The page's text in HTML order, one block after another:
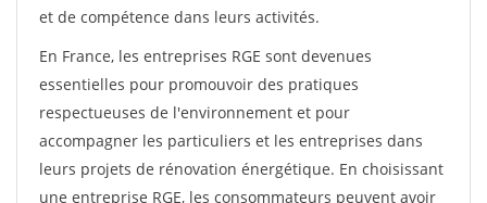
et de compétence dans leurs activités.
En France, les entreprises RGE sont devenues
essentielles pour promouvoir des pratiques
respectueuses de l'environnement et pour
accompagner les particuliers et les entreprises dans
leurs projets de rénovation énergétique. En choisissant
une entreprise RGE, les consommateurs peuvent avoir